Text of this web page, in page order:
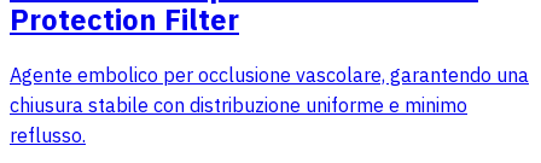
Protection Filter
Agente embolico per occlusione vascolare, garantendo una
chiusura stabile con distribuzione uniforme e minimo
reflusso.